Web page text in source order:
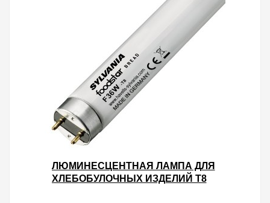
ЛЮМИНЕСЦЕНТНАЯ ЛАМПА ДЛЯ
ХЛЕБОБУЛОЧНЫХ ИЗДЕЛИЙ T8